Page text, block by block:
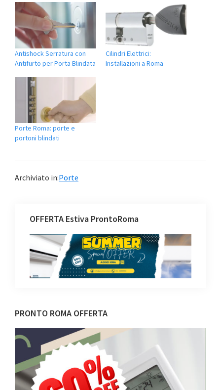
Antishock Serratura con
Antifurto per Porta Blindata
Cilindri Elettrici:
Installazioni a Roma
Porte Roma: porte e
portoni blindati
Archiviato in:Porte
OFFERTA Estiva ProntoRoma
Barra
laterale
primaria
PRONTO ROMA OFFERTA